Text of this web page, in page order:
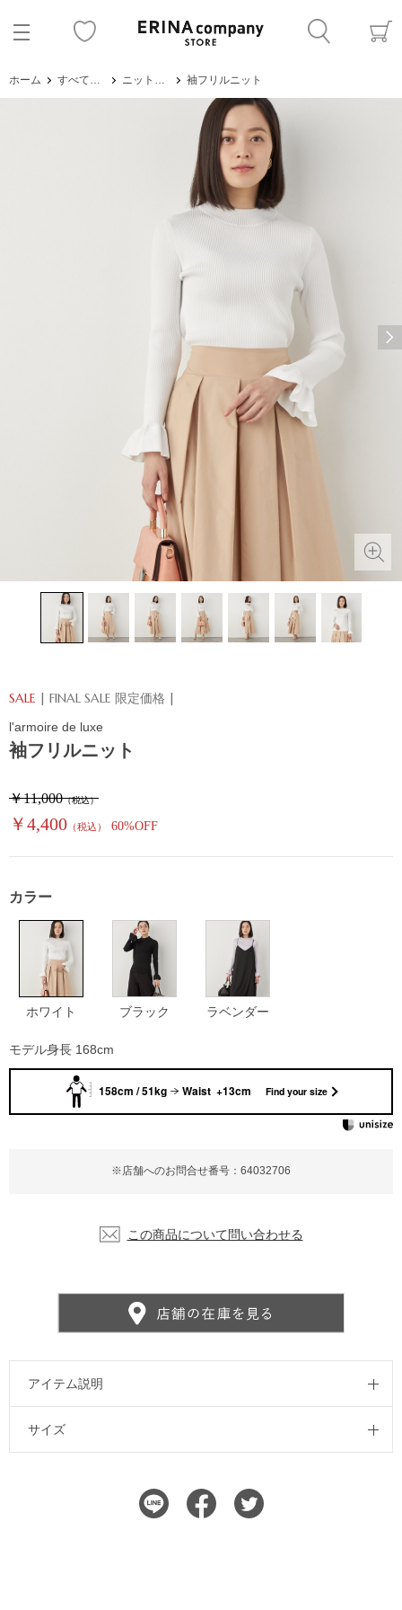
ホーム すべてのアイテム ニット・セーター 袖フリルニット
袖フリルニット
SALE | FINAL SALE 限定価格 |
￥11,000（税込）
￥4,400 （税込） 60%OFF
※店舗へのお問合せ番号：64032706
l'armoire de luxe
カラー
ホワイト ブラック ラベンダー
この商品について問い合わせる
モデル身長 168cm
アイテム説明
サイズ
158cm / 51kg Waist +13cm Find your size